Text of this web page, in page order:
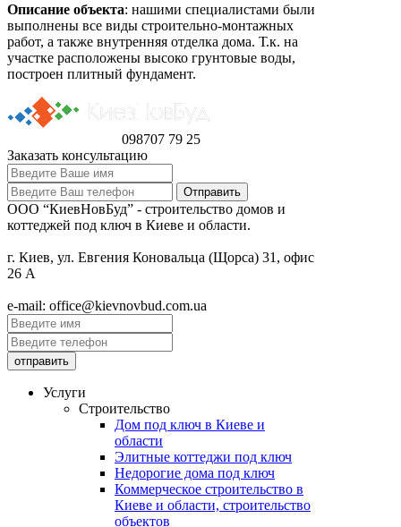
Описание объекта: нашими специалистами были
выполнены все виды строительно-монтажных
работ, а также внутренняя отделка дома. Т.к. на
участке расположены высоко грунтовые воды,
построен плитный фундамент.
098707 79 25
Заказать консультацию
ООО “КиевНовБуд” - строительство домов и
коттеджей под ключ в Киеве и области.
г. Киев, ул. Евгения Коновальца (Щорса) 31, офис
26 А
e-mail: office@kievnovbud.com.ua
Услуги
Строительство
Дом под ключ в Киеве и
области
Элитные коттеджи под ключ
Недорогие дома под ключ
Коммерческое строительство в
Киеве и области, строительство
объектов